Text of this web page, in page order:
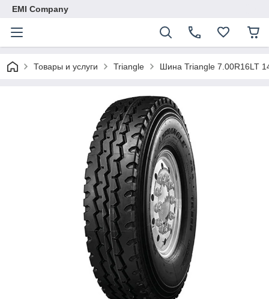
EMI Company
Товары и услуги Triangle Шина Triangle 7.00R16LT